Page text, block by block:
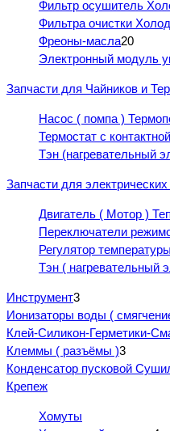
Фильтр осушитель
Фильтра очистки
Фреоны-масла20
Электронный модуль
Запчасти для Чайников и
Насос ( помпа )
Термостат с
Тэн (нагревательный
Запчасти для
Двигатель ( Мотор )
Переключатели
Регулятор
Тэн ( нагревательный
Инструмент3
Ионизаторы воды (
Клей-Силикон-Герметики-
Клеммы ( разъёмы )3
Конденсатор пусковой
Крепеж
Хомуты